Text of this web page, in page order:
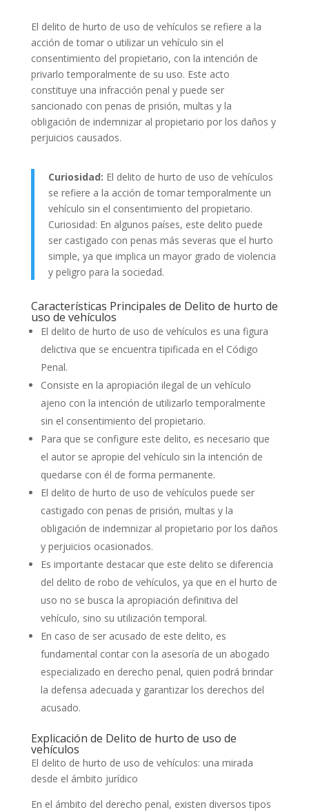
El delito de hurto de uso de vehículos se refiere a la
acción de tomar o utilizar un vehículo sin el
consentimiento del propietario, con la intención de
privarlo temporalmente de su uso. Este acto
constituye una infracción penal y puede ser
sancionado con penas de prisión, multas y la
obligación de indemnizar al propietario por los daños y
perjuicios causados.
Curiosidad: El delito de hurto de uso de vehículos
se refiere a la acción de tomar temporalmente un
vehículo sin el consentimiento del propietario.
Curiosidad: En algunos países, este delito puede
ser castigado con penas más severas que el hurto
simple, ya que implica un mayor grado de violencia
y peligro para la sociedad.
Características Principales de Delito de hurto de
uso de vehículos
El delito de hurto de uso de vehículos es una figura
delictiva que se encuentra tipificada en el Código
Penal.
Consiste en la apropiación ilegal de un vehículo
ajeno con la intención de utilizarlo temporalmente
sin el consentimiento del propietario.
Para que se configure este delito, es necesario que
el autor se apropie del vehículo sin la intención de
quedarse con él de forma permanente.
El delito de hurto de uso de vehículos puede ser
castigado con penas de prisión, multas y la
obligación de indemnizar al propietario por los daños
y perjuicios ocasionados.
Es importante destacar que este delito se diferencia
del delito de robo de vehículos, ya que en el hurto de
uso no se busca la apropiación definitiva del
vehículo, sino su utilización temporal.
En caso de ser acusado de este delito, es
fundamental contar con la asesoría de un abogado
especializado en derecho penal, quien podrá brindar
la defensa adecuada y garantizar los derechos del
acusado.
Explicación de Delito de hurto de uso de
vehículos
El delito de hurto de uso de vehículos: una mirada
desde el ámbito jurídico
En el ámbito del derecho penal, existen diversos tipos